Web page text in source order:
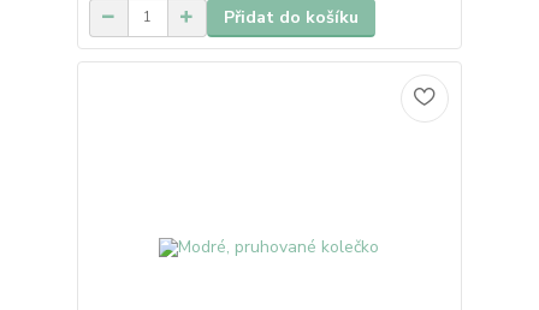
Přidat do košíku